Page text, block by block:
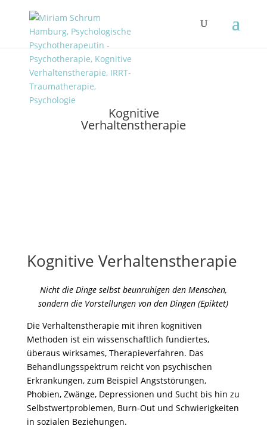
Kognitive
Verhaltenstherapie
Kognitive Verhaltenstherapie
Nicht die Dinge selbst beunruhigen den Menschen,
sondern die Vorstellungen von den Dingen (Epiktet)
Die Verhaltenstherapie mit ihren kognitiven
Methoden ist ein wissenschaftlich fundiertes,
überaus wirksames, Therapieverfahren. Das
Behandlungsspektrum reicht von psychischen
Erkrankungen, zum Beispiel Angststörungen,
Phobien, Zwänge, Depressionen und Sucht bis hin zu
Selbstwertproblemen, Burn-Out und Schwierigkeiten
in sozialen Beziehungen.